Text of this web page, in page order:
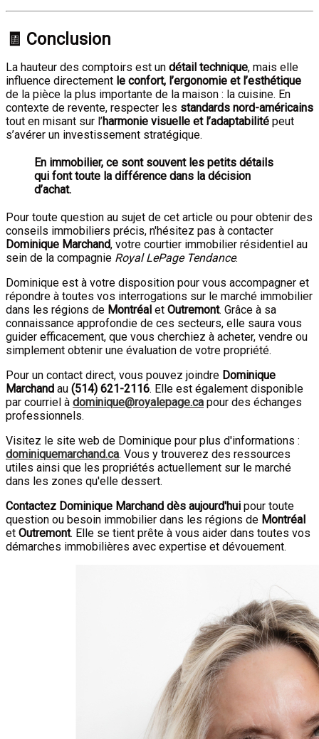
🧾 Conclusion
La hauteur des comptoirs est un détail technique, mais elle
influence directement le confort, l’ergonomie et l’esthétique
de la pièce la plus importante de la maison : la cuisine. En
contexte de revente, respecter les standards nord-américains
tout en misant sur l’harmonie visuelle et l’adaptabilité peut
s’avérer un investissement stratégique.
En immobilier, ce sont souvent les petits détails
qui font toute la différence dans la décision
d’achat.
Pour toute question au sujet de cet article ou pour obtenir des
conseils immobiliers précis, n'hésitez pas à contacter
Dominique Marchand, votre courtier immobilier résidentiel au
sein de la compagnie Royal LePage Tendance.
Dominique est à votre disposition pour vous accompagner et
répondre à toutes vos interrogations sur le marché immobilier
dans les régions de Montréal et Outremont. Grâce à sa
connaissance approfondie de ces secteurs, elle saura vous
guider efficacement, que vous cherchiez à acheter, vendre ou
simplement obtenir une évaluation de votre propriété.
Pour un contact direct, vous pouvez joindre Dominique
Marchand au (514) 621-2116. Elle est également disponible
par courriel à dominique@royalepage.ca pour des échanges
professionnels.
Visitez le site web de Dominique pour plus d'informations :
dominiquemarchand.ca. Vous y trouverez des ressources
utiles ainsi que les propriétés actuellement sur le marché
dans les zones qu'elle dessert.
Contactez Dominique Marchand dès aujourd'hui pour toute
question ou besoin immobilier dans les régions de Montréal
et Outremont. Elle se tient prête à vous aider dans toutes vos
démarches immobilières avec expertise et dévouement.